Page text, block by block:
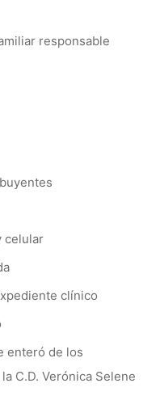
responsable
celular
clínico
enteró de los
C.D. Verónica Selene